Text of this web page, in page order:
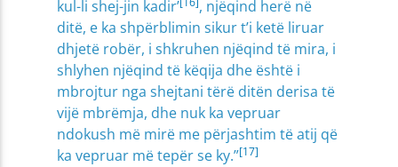
kul-li shej-jin kadir’
, njëqind herë në
ditë, e ka shpërblimin sikur t’i ketë liruar
dhjetë robër, i shkruhen njëqind të mira, i
shlyhen njëqind të këqija dhe është i
mbrojtur nga shejtani tërë ditën derisa të
vijë mbrëmja, dhe nuk ka vepruar
ndokush më mirë me përjashtim të atij që
ka vepruar më tepër se ky.”[17]